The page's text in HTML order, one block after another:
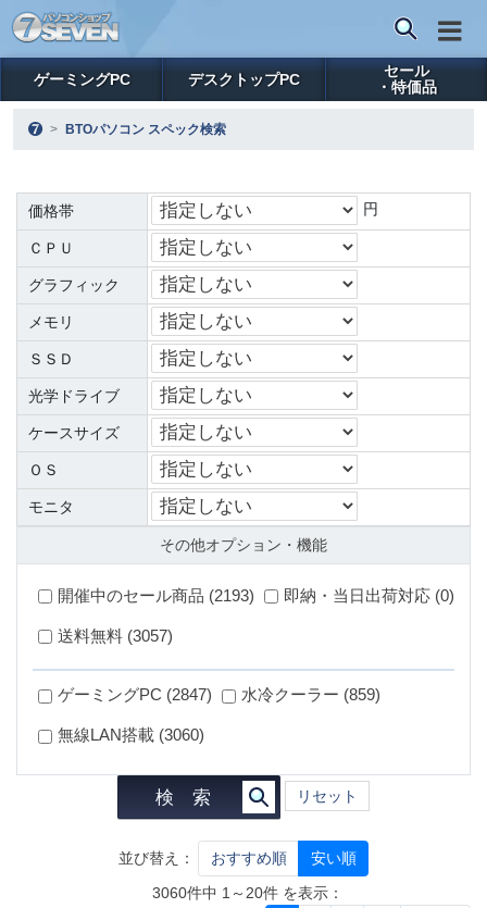
ゲーミングPC デスクトップPC
セール
・特価品
BTOパソコン スペック検索
価格帯 円
ＣＰＵ
グラフィック
メモリ
ＳＳＤ
光学ドライブ
ケースサイズ
ＯＳ
モニタ
その他オプション・機能
開催中のセール商品 (2193) 即納・当日出荷対応 (0)
送料無料 (3057)
ゲーミングPC (2847) 水冷クーラー (859)
無線LAN搭載 (3060)
検 索 リセット
並び替え： おすすめ順
安い順
3060件中 1～20件 を表示：